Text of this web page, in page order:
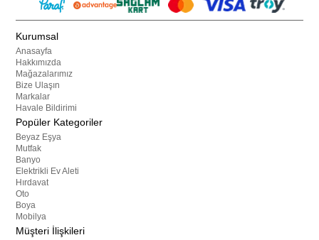
Kurumsal
Anasayfa
Hakkımızda
Mağazalarımız
Bize Ulaşın
Markalar
Havale Bildirimi
Popüler Kategoriler
Beyaz Eşya
Mutfak
Banyo
Elektrikli Ev Aleti
Hırdavat
Oto
Boya
Mobilya
Müşteri İlişkileri